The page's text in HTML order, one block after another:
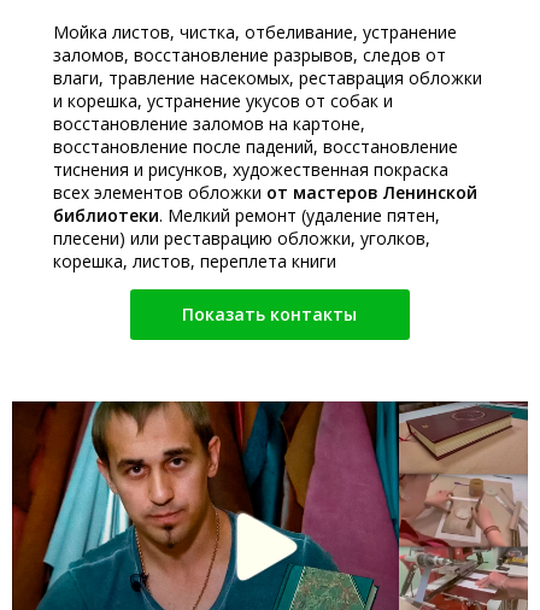
Мойка листов, чистка, отбеливание, устранение
заломов, восстановление разрывов, следов от
влаги, травление насекомых, реставрация обложки
и корешка, устранение укусов от собак и
восстановление заломов на картоне,
восстановление после падений, восстановление
тиснения и рисунков, художественная покраска
всех элементов обложки от мастеров Ленинской
библиотеки. Мелкий ремонт (удаление пятен,
плесени) или реставрацию обложки, уголков,
корешка, листов, переплета книги
Показать контакты